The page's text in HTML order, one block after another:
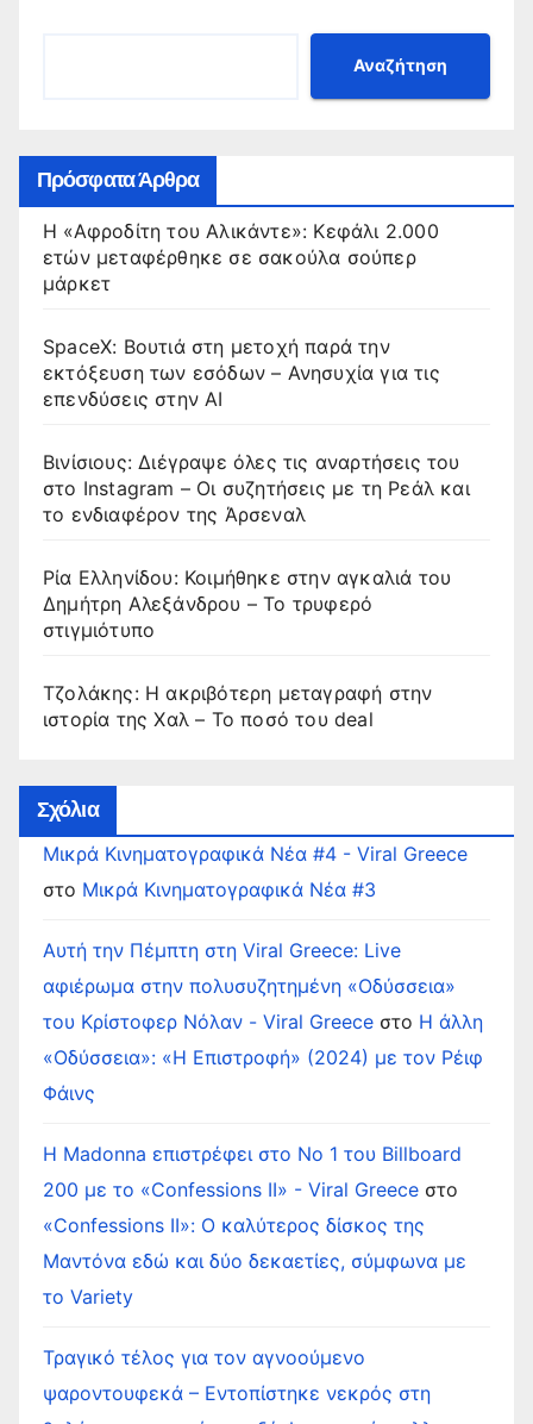
Αναζήτηση
Πρόσφατα Άρθρα
Η «Αφροδίτη του Αλικάντε»: Κεφάλι 2.000
ετών μεταφέρθηκε σε σακούλα σούπερ
μάρκετ
SpaceX: Βουτιά στη μετοχή παρά την
εκτόξευση των εσόδων – Ανησυχία για τις
επενδύσεις στην AI
Βινίσιους: Διέγραψε όλες τις αναρτήσεις του
στο Instagram – Οι συζητήσεις με τη Ρεάλ και
το ενδιαφέρον της Άρσεναλ
Ρία Ελληνίδου: Κοιμήθηκε στην αγκαλιά του
Δημήτρη Αλεξάνδρου – Το τρυφερό
στιγμιότυπο
Τζολάκης: Η ακριβότερη μεταγραφή στην
ιστορία της Χαλ – Το ποσό του deal
Σχόλια
Μικρά Κινηματογραφικά Νέα #4 - Viral Greece
στο Μικρά Κινηματογραφικά Νέα #3
Αυτή την Πέμπτη στη Viral Greece: Live
αφιέρωμα στην πολυσυζητημένη «Οδύσσεια»
του Κρίστοφερ Νόλαν - Viral Greece στο Η άλλη
«Οδύσσεια»: «Η Επιστροφή» (2024) με τον Ρέιφ
Φάινς
Η Madonna επιστρέφει στο Νο 1 του Billboard
200 με το «Confessions II» - Viral Greece στο
«Confessions II»: Ο καλύτερος δίσκος της
Μαντόνα εδώ και δύο δεκαετίες, σύμφωνα με
το Variety
Τραγικό τέλος για τον αγνοούμενο
ψαροντουφεκά – Εντοπίστηκε νεκρός στη